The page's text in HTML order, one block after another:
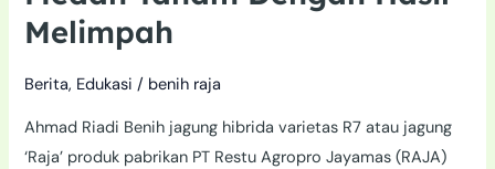
Melimpah
Berita, Edukasi / benih raja
Ahmad Riadi Benih jagung hibrida varietas R7 atau jagung
‘Raja’ produk pabrikan PT Restu Agropro Jayamas (RAJA)